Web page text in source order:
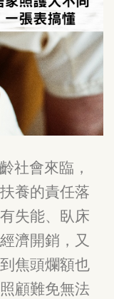
社會來臨，
養的責任落
失能、臥床
濟開銷，又
焦頭爛額也
顧難免無法